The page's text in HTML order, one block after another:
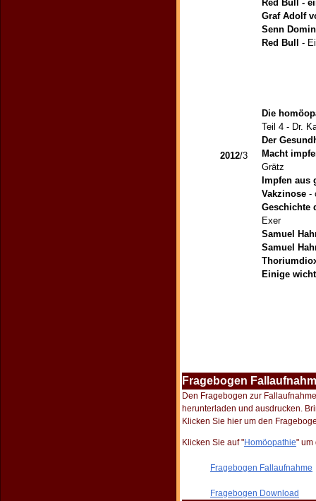
Red Bull -
Graf Adolf
Senn
Red Bull -
2012/3
Die
Teil 4 - Dr.
Der
Macht
Grätz
Impfen aus
Vakzinose -
Geschichte
Exer
Samuel
Samuel
Einige
Fragebogen
Den Fragebogen zur
herunterladen und ausdrucken.
Klicken Sie hier um den
Klicken Sie auf "Homöopathie" um
Fragebogen Fallaufnahme
Fragebogen Download